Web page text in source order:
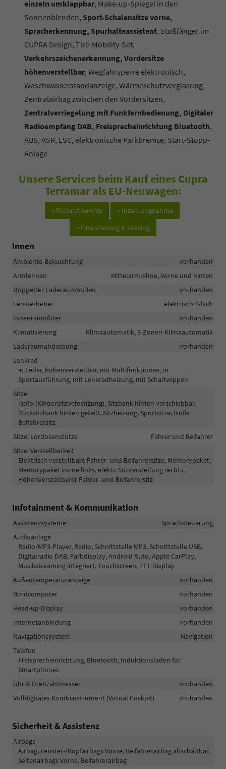
einzeln umklappbar, Make-up-Spiegel in den
Sonnenblenden, Sport-Schalensitze vorne,
Spracherkennung, Spurhalteassistent, Stoßfänger im
CUPRA Design, Tire-Mobility-Set,
Verkehrszeichenerkennung, Vordersitze
höhenverstellbar, Wegfahrsperre elektronisch,
Waschwasserstandanzeige, Wärmeschutzverglasung,
Zentralairbag zwischen den Vordersitzen,
Zentralverriegelung mit Funkfernbedienung, Digitaler
Radioempfang DAB, Freisprecheinrichtung Bluetooth,
ABS, ASR, ESC, elektronische Parkbremse, Start-Stopp-
Anlage
Unsere Services beim Kauf eines Cupra
Terramar als EU-Neuwagen:
» Rückruf-Service
» Inzahlungnahme
» Finanzierung & Leasing
Innen
Ambiente-Beleuchtung
vorhanden
Armlehnen
Mittelarmlehne, Vorne und hinten
Doppelter Laderaumboden
vorhanden
Fensterheber
elektrisch 4-fach
Innenraumfilter
vorhanden
Klimatisierung
Klimaautomatik, 3-Zonen-Klimaautomatik
Laderaumabdeckung
vorhanden
Lenkrad
in Leder, höhenverstellbar, mit Multifunktionen, in
Sportausführung, mit Lenkradheizung, mit Schaltwippen
Sitze
Isofix (Kindersitzbefestigung), Sitzbank hinten verschiebbar,
Rücksitzbank hinten geteilt, Sitzheizung, Sportsitze, Isofix
Beifahrersitz
Sitze: Lordosenstütze
Fahrer und Beifahrer
Sitze: Verstellbarkeit
Elektrisch verstellbare Fahrer- und Beifahrersitze, Memorypaket,
Memorypaket vorne links, elektr. Sitzverstellung rechts,
Höhenverstellbarer Fahrer- und Beifahrersitz
Infotainment & Kommunikation
Assistenzsysteme
Sprachsteuerung
Audioanlage
Radio/MP3-Player, Radio, Schnittstelle MP3, Schnittstelle USB,
Digitalradio DAB, Farbdisplay, Android Auto, Apple CarPlay,
Musikstreaming integriert, Touchscreen, TFT Display
Außentemperaturanzeige
vorhanden
Bordcomputer
vorhanden
Head-up-Display
vorhanden
Internetanbindung
vorhanden
Navigationssystem
Navigation
Telefon
Freisprecheinrichtung, Bluetooth, Induktionsladen für
Smartphones
Uhr & Drehzahlmesser
vorhanden
Volldigitales Kombiinstrument (Virtual Cockpit)
vorhanden
Sicherheit & Assistenz
Airbags
Airbag, Fenster-/Kopfairbags Vorne, Beifahrerairbag abschaltbar,
Seitenairbags Vorne, Beifahrerairbag